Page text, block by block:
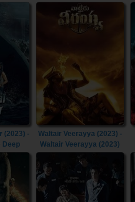
(2014)
Heroes (1995)
(2023) -
Deep
Waltair Veerayya (2023) -
Waltair Veerayya (2023)